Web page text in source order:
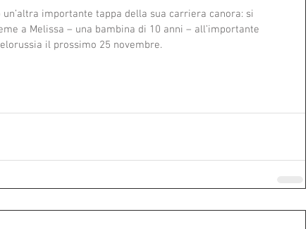
importante tappa della sua carriera canora: si
a Melissa – una bambina di 10 anni – all’importante
il prossimo 25 novembre.